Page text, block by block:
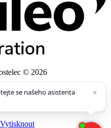
© 2026
Vytisknout
se našeho asistenta